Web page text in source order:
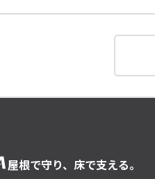
屋根で守り、床で支える。